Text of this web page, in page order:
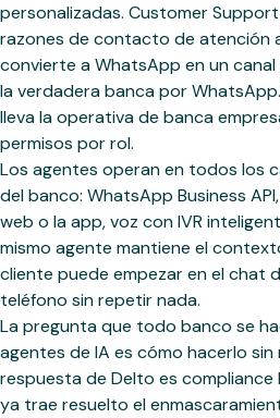
personalizadas. Customer
razones de contacto de atención
convierte a WhatsApp en un
la verdadera banca por
lleva la operativa de banca
permisos por rol.
Los agentes operan en todos los
del banco: WhatsApp Business
web o la app, voz con IVR
mismo agente mantiene el
cliente puede empezar en el chat
teléfono sin repetir nada.
La pregunta que todo banco se
agentes de IA es cómo hacerlo
respuesta de Delto es compliance
ya trae resuelto el